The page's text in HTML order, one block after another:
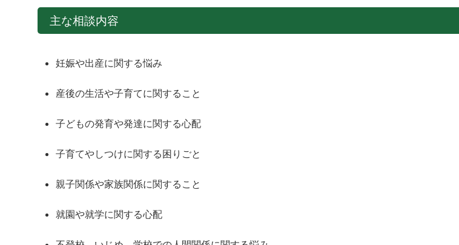
主な相談内容
妊娠や出産に関する悩み
産後の生活や子育てに関すること
子どもの発育や発達に関する心配
子育てやしつけに関する困りごと
親子関係や家族関係に関すること
就園や就学に関する心配